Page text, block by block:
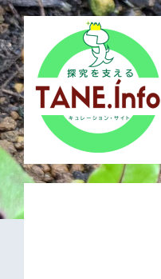
Skip
to
content
Skip
to
main
navigation
Skip
to
footer